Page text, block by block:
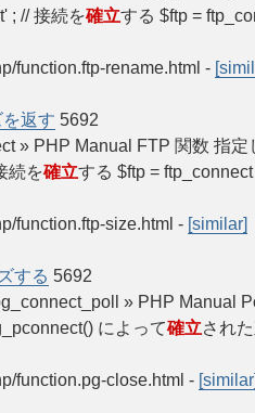
; // 接続を確立する $ftp =
function.ftp-rename.html -
返す 5692
» PHP Manual FTP 関数 指
続を確立する $ftp =
function.ftp-size.html - [similar]
する 5692
» PHP Manual
によって確立され
function.pg-close.html -